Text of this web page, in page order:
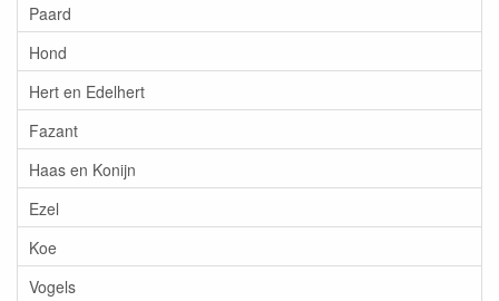
Paard
Hond
Hert en Edelhert
Fazant
Haas en Konijn
Ezel
Koe
Vogels